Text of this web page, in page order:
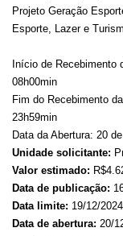
Projeto Geração
Esporte, Lazer e
Início de Recebimento
08h00min
Fim do Recebimento
23h59min
Data da Abertura: 20
Unidade solicitante:
Valor estimado:
Data de publicação:
Data limite: 19/12/2024
Data de abertura: 20/